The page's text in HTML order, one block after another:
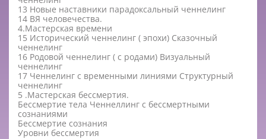
13 Новые наставники парадоксальный ченнелинг
14 ВЯ человечества.
4.Мастерская времени
15 Исторический ченнелинг ( эпохи) Сказочный
ченнелинг
16 Родовой ченнелинг ( с родами) Визуальный
ченнелинг
17 Ченнелинг с временными линиями Структурный
ченнелинг
5 .Мастерская бессмертия.
Бессмертие тела Ченнеллинг с бессмертными
сознаниями
Бессмертие сознания
Уровни бессмертия